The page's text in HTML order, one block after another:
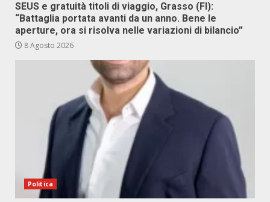
SEUS e gratuità titoli di viaggio, Grasso (FI):
“Battaglia portata avanti da un anno. Bene le
aperture, ora si risolva nelle variazioni di bilancio”
8 Agosto 2026
Politica